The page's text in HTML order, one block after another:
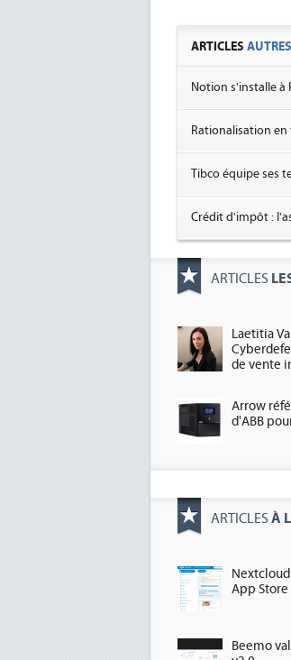
ARTICLES AUTRES
Notion s'installe à
Rationalisation
Tibco équipe ses
Crédit d'impôt :
ARTICLES
Laetitia
de vente
Arrow
d'ABB
ARTICLES À
App Store
Beemo